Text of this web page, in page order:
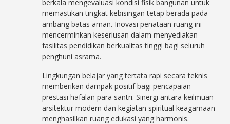
berkala mengevaluasi kondisi fisik bangunan untuk
memastikan tingkat kebisingan tetap berada pada
ambang batas aman. Inovasi penataan ruang ini
mencerminkan keseriusan dalam menyediakan
fasilitas pendidikan berkualitas tinggi bagi seluruh
penghuni asrama.
Lingkungan belajar yang tertata rapi secara teknis
memberikan dampak positif bagi pencapaian
prestasi hafalan para santri. Sinergi antara keilmuan
arsitektur modern dan kegiatan spiritual keagamaan
menghasilkan ruang edukasi yang harmonis.